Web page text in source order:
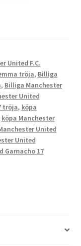
United F.C.
tröja, Billiga
, Billiga Manchester
United
tröja, köpa
köpa Manchester
United
United
Garnacho 17